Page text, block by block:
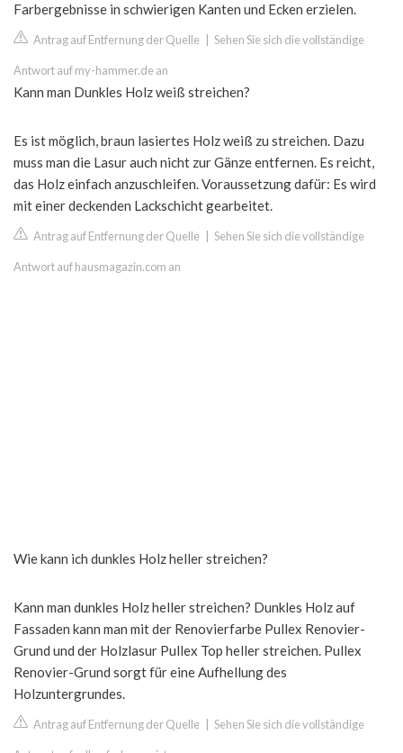
Farbergebnisse in schwierigen Kanten und Ecken erzielen.
Antrag auf Entfernung der Quelle Sehen Sie sich die vollständige
Antwort auf my-hammer.de an
Kann man Dunkles Holz weiß streichen?
Es ist möglich, braun lasiertes Holz weiß zu streichen. Dazu
muss man die Lasur auch nicht zur Gänze entfernen. Es reicht,
das Holz einfach anzuschleifen. Voraussetzung dafür: Es wird
mit einer deckenden Lackschicht gearbeitet.
Antrag auf Entfernung der Quelle Sehen Sie sich die vollständige
Antwort auf hausmagazin.com an
Wie kann ich dunkles Holz heller streichen?
Kann man dunkles Holz heller streichen? Dunkles Holz auf
Fassaden kann man mit der Renovierfarbe Pullex Renovier-
Grund und der Holzlasur Pullex Top heller streichen. Pullex
Renovier-Grund sorgt für eine Aufhellung des
Holzuntergrundes.
Antrag auf Entfernung der Quelle Sehen Sie sich die vollständige